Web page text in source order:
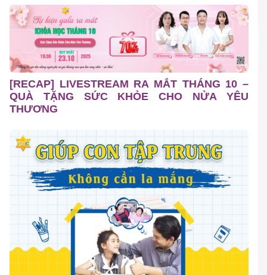
[RECAP] LIVESTREAM RA MẮT THÁNG 10 –
QUÀ TẶNG SỨC KHỎE CHO NỬA YÊU
THƯƠNG